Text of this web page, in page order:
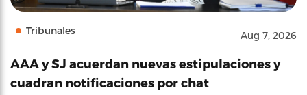
Tribunales Aug 7, 2026
AAA y SJ acuerdan nuevas estipulaciones y
cuadran notificaciones por chat